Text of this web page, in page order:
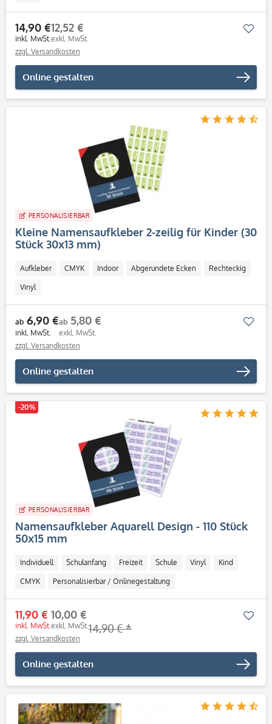
14,90 €
inkl. MwSt.
12,52 €
exkl. MwSt.
zzgl. Versandkosten
Online gestalten
PERSONALISIERBAR
Kleine Namensaufkleber 2-zeilig für Kinder (30
Stück 30x13 mm)
Aufkleber CMYK Indoor Abgerundete Ecken Rechteckig
Vinyl
ab 6,90 €
inkl. MwSt.
ab 5,80 €
exkl. MwSt.
zzgl. Versandkosten
Online gestalten
-20%
PERSONALISIERBAR
Namensaufkleber Aquarell Design - 110 Stück
50x15 mm
Individuell Schulanfang Freizeit Schule Vinyl Kind
CMYK Personalisierbar / Onlinegestaltung
11,90 €
inkl. MwSt.
10,00 €
exkl. MwSt.14,90 € *
zzgl. Versandkosten
Online gestalten